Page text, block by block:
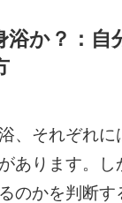
浴か？：自
、それぞれに
あります。し
のかを判断す